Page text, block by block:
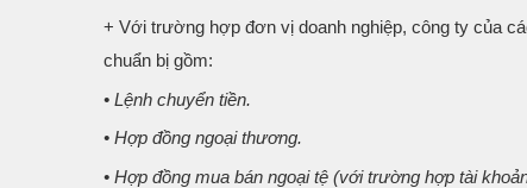
+ Với trường hợp đơn vị doanh nghiệp, công ty của
chuẩn bị gồm:
• Lệnh chuyển tiền.
• Hợp đồng ngoại thương.
• Hợp đồng mua bán ngoại tệ (với trường hợp tài